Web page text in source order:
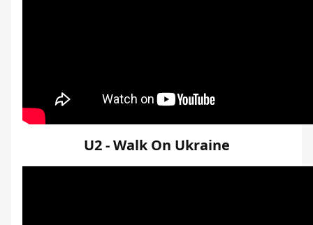
U2 - Walk On Ukraine